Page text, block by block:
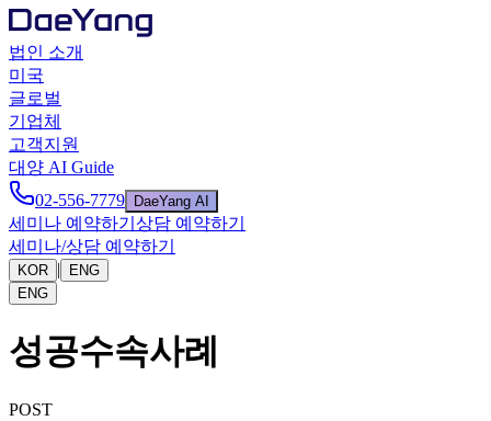
법인 소개
미국
글로벌
기업체
고객지원
대양 AI Guide
02-556-7779
DaeYang AI
세미나 예약하기 상담 예약하기
세미나/상담 예약하기
KOR |
ENG
ENG
성공수속사례
POST